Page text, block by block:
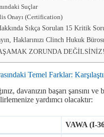
Suçlar
Onayı (Certification)
Sıkça Sorulan 15 Kritik
Haklarınızı Clinch Hukuk
ZORUNDA DEĞİLSİNİZ!
Temel Farklar:
davanızın başarı şansını
yardımcı olacaktır:
VAWA (I-